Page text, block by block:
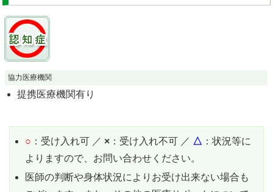
協力医療機関
提携医療機関有り
○ ：受け入れ可 ／ × ：受け入れ不可 ／ △ ：状況等に
よりますので、お問い合わせください。
医師の判断や身体状況によりお受け出来ない場合も